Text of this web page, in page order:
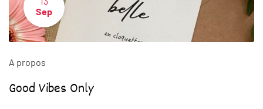
Sep
A propos
Good Vibes Only